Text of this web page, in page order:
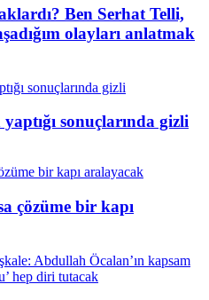
Ben Serhat Telli,
olayları anlatmak
sonuçlarında gizli
çözüme bir kapı